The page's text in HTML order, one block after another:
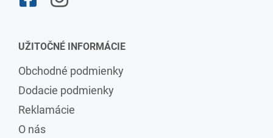
UŽITOČNÉ INFORMÁCIE
Obchodné podmienky
Dodacie podmienky
Reklamácie
O nás